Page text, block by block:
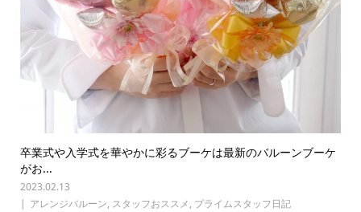
卒業式や入学式を華やかに彩るブーケは最新のバルーンブーケ
がお...
2023.02.13
アレンジバルーン, スタッフおススメ, プライムスタッフ日記